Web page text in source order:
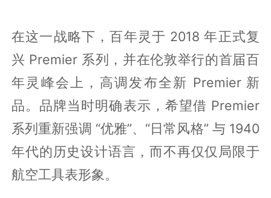
在这一战略下，百年灵于 2018 年正式复
兴 Premier 系列，并在伦敦举行的首届百
年灵峰会上，高调发布全新 Premier 新
品。品牌当时明确表示，希望借 Premier
系列重新强调 “优雅”、“日常风格” 与 1940
年代的历史设计语言，而不再仅仅局限于
航空工具表形象。